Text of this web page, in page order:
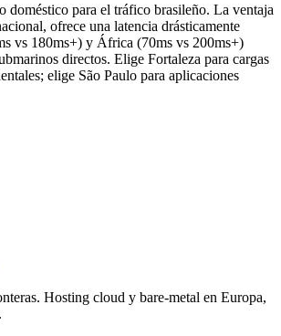
doméstico para el tráfico brasileño. La ventaja
ofrece una latencia drásticamente
vs 180ms+) y África (70ms vs 200ms+)
directos. Elige Fortaleza para cargas
elige São Paulo para aplicaciones
Hosting cloud y bare-metal en Europa,